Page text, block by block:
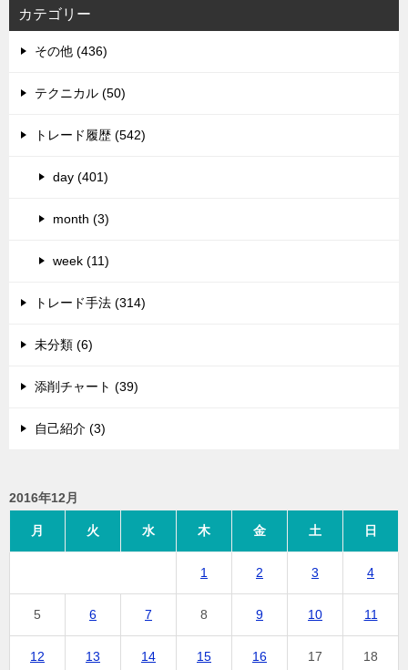
カテゴリー
その他 (436)
テクニカル (50)
トレード履歴 (542)
day (401)
month (3)
week (11)
トレード手法 (314)
未分類 (6)
添削チャート (39)
自己紹介 (3)
2016年12月
月 火 水 木 金 土 日
1 2 3 4
5 6 7 8 9 10 11
12 13 14 15 16 17 18